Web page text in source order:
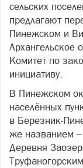
сельских
предлагают
Пинежском и
Архангельское
Комитет по
инициативу.
В Пинежском
населённых
в Березник-
же названием –
Деревня